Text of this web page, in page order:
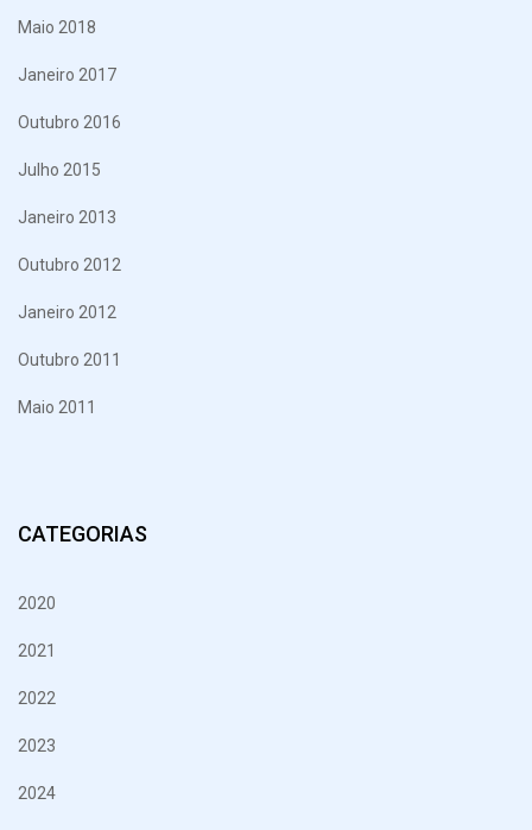
Maio 2018
Janeiro 2017
Outubro 2016
Julho 2015
Janeiro 2013
Outubro 2012
Janeiro 2012
Outubro 2011
Maio 2011
CATEGORIAS
2020
2021
2022
2023
2024